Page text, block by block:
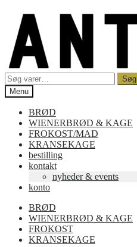
navigation
indhold
Søg
efter:
Søg
Menu
BRØD
WIENERBRØD & KAGE
FROKOST/MAD
KRANSEKAGE
bestilling
kontakt
nyheder & events
konto
BRØD
WIENERBRØD & KAGE
FROKOST
KRANSEKAGE